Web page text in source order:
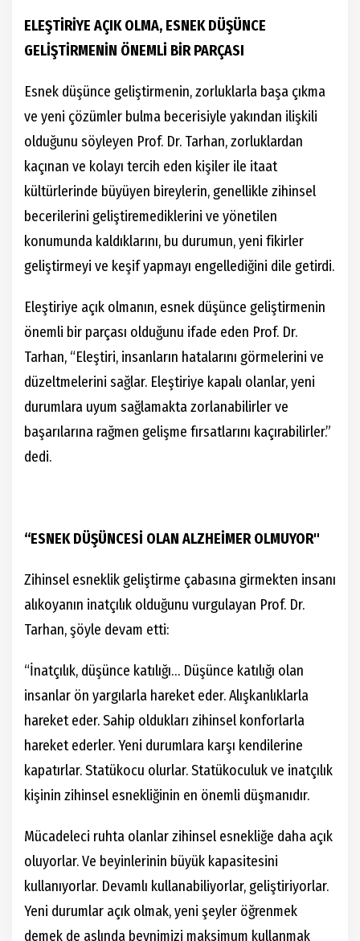
ELEŞTİRİYE AÇIK OLMA, ESNEK DÜŞÜNCE
GELİŞTİRMENİN ÖNEMLİ BİR PARÇASI
Esnek düşünce geliştirmenin, zorluklarla başa çıkma
ve yeni çözümler bulma becerisiyle yakından ilişkili
olduğunu söyleyen Prof. Dr. Tarhan, zorluklardan
kaçınan ve kolayı tercih eden kişiler ile itaat
kültürlerinde büyüyen bireylerin, genellikle zihinsel
becerilerini geliştiremediklerini ve yönetilen
konumunda kaldıklarını, bu durumun, yeni fikirler
geliştirmeyi ve keşif yapmayı engellediğini dile getirdi.
Eleştiriye açık olmanın, esnek düşünce geliştirmenin
önemli bir parçası olduğunu ifade eden Prof. Dr.
Tarhan, “Eleştiri, insanların hatalarını görmelerini ve
düzeltmelerini sağlar. Eleştiriye kapalı olanlar, yeni
durumlara uyum sağlamakta zorlanabilirler ve
başarılarına rağmen gelişme fırsatlarını kaçırabilirler.”
dedi.
“ESNEK DÜŞÜNCESİ OLAN ALZHEİMER OLMUYOR"
Zihinsel esneklik geliştirme çabasına girmekten insanı
alıkoyanın inatçılık olduğunu vurgulayan Prof. Dr.
Tarhan, şöyle devam etti:
“İnatçılık, düşünce katılığı… Düşünce katılığı olan
insanlar ön yargılarla hareket eder. Alışkanlıklarla
hareket eder. Sahip oldukları zihinsel konforlarla
hareket ederler. Yeni durumlara karşı kendilerine
kapatırlar. Statükocu olurlar. Statükoculuk ve inatçılık
kişinin zihinsel esnekliğinin en önemli düşmanıdır.
Mücadeleci ruhta olanlar zihinsel esnekliğe daha açık
oluyorlar. Ve beyinlerinin büyük kapasitesini
kullanıyorlar. Devamlı kullanabiliyorlar, geliştiriyorlar.
Yeni durumlar açık olmak, yeni şeyler öğrenmek
demek de aslında beynimizi maksimum kullanmak